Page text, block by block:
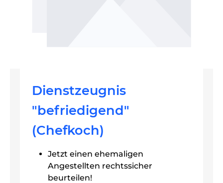
Dienstzeugnis
"befriedigend"
(Chefkoch)
Jetzt einen ehemaligen
Angestellten rechtssicher
beurteilen!